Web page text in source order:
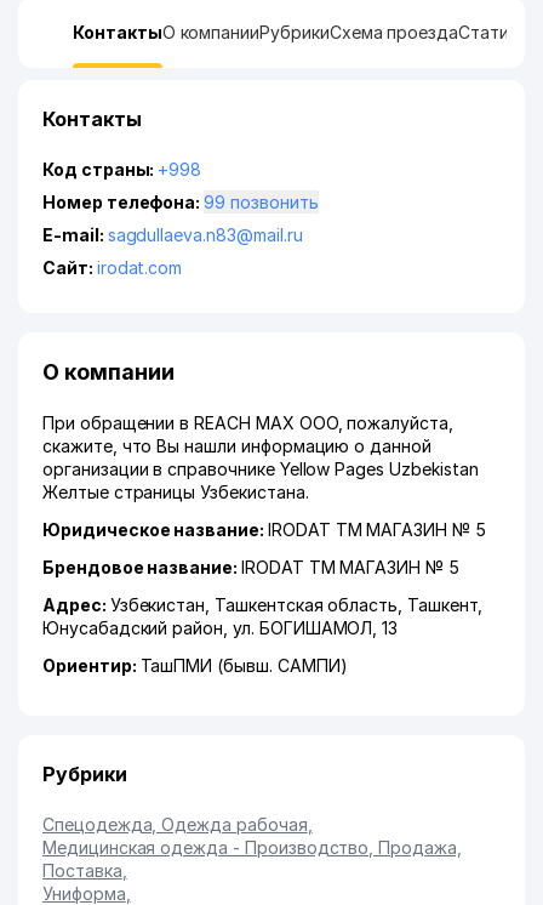
КонтактыО компанииРубрикиСхема проезда
Контакты
Код страны: +998
Номер телефона:
99 позвонить
E-mail: sagdullaeva.n83@mail.ru
Сайт: irodat.com
О компании
При обращении в REACH MAX ООО, пожалуйста,
скажите, что Вы нашли информацию о данной
организации в справочнике Yellow Pages Uzbekistan
Желтые страницы Узбекистана.
Юридическое название: IRODAT ТМ МАГАЗИН № 5
Брендовое название: IRODAT ТМ МАГАЗИН № 5
Адрес: Узбекистан, Ташкентская область Ташкент,
Юнусабадский район ,ул. БОГИШАМОЛ , 13
Ориентир: ТашПМИ (бывш. САМПИ)
Рубрики
Спецодежда, Одежда рабочая
Медицинская одежда - Производство, Продажа,
Поставка
Униформа